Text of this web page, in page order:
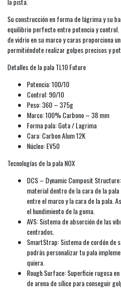
Su construcción en forma de lágrima y su
equilibrio perfecto entre potencia y control.
de vidrio en su marco y caras proporciona
permitiéndote realizar golpes precisos y
Detalles de la pala TL10 Future
Potencia: 100/10
Control: 90/10
Peso: 360 – 375g
Marco: 100% Carbono – 38 mm
Forma pala: Gota / Lagrima
Cara: Carbon Alum 12K
Núcleo: EV50
Tecnologías de la pala NOX
DCS – Dynamic Composit
material dentro de la cara de la
entre el marco y la cara de la pala.
el hundimiento de la goma.
AVS: Sistema de absorción de las
centrados.
SmartStrap: Sistema de cordón de
podrás personalizar tu pala
quiera.
Rough Surface: Superficie rugosa
de arena de sílice para conseguir